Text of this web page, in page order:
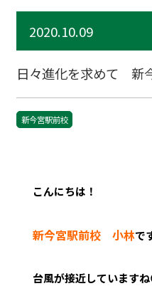
2020.10.09
日々進化を求めて 新
新今宮駅前校
こんにちは！
新今宮駅前校 小林で
台風が接近しています